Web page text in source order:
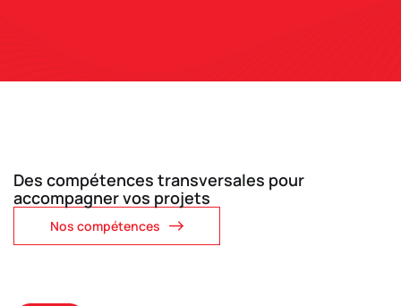
Des compétences transversales pour
accompagner vos projets
Nos compétences